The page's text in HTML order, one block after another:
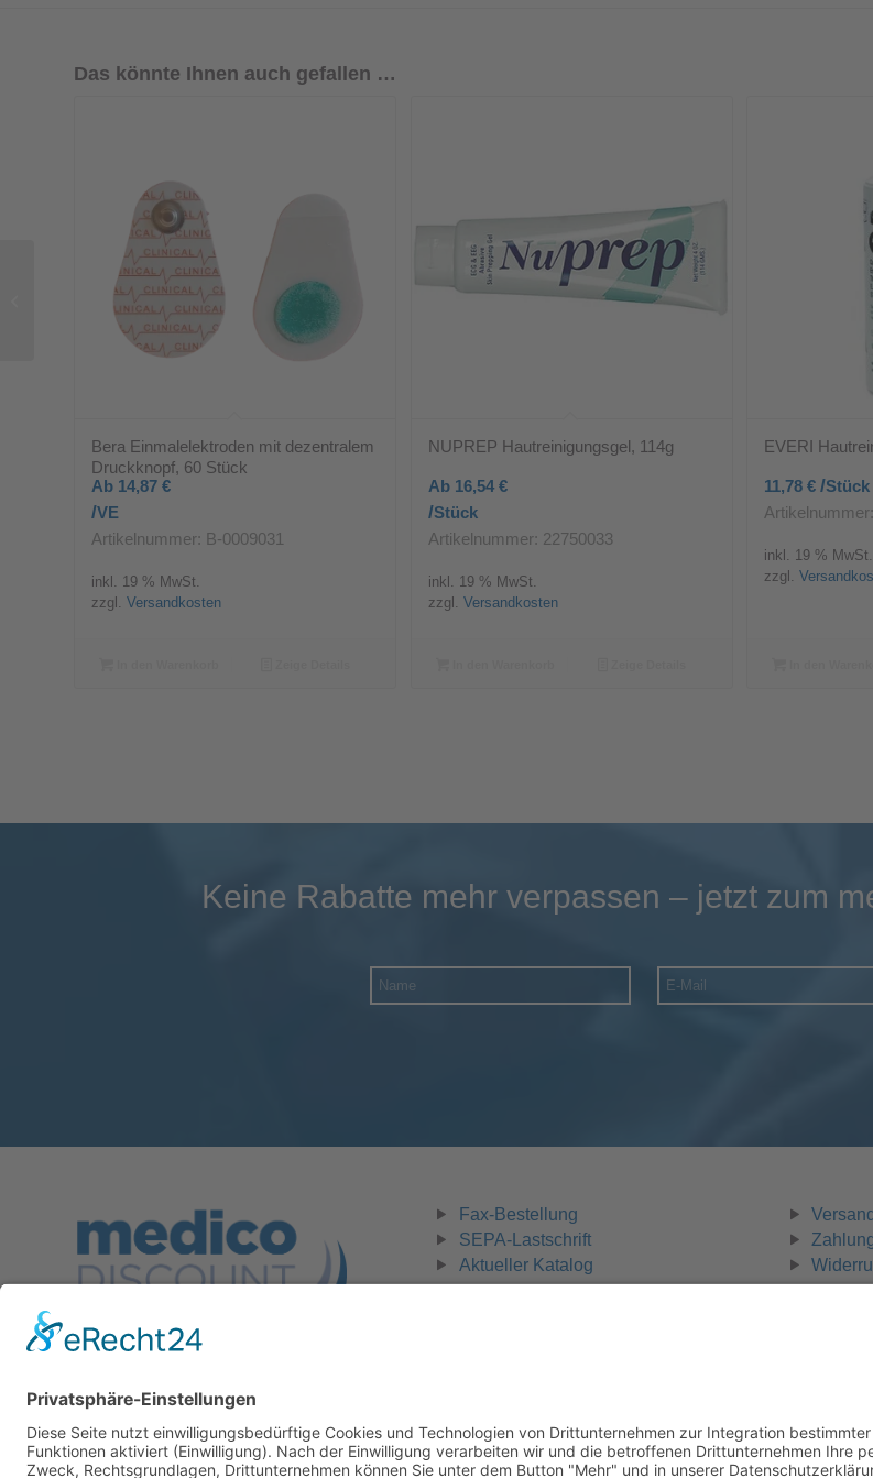
Das könnte Ihnen auch gefallen …
Bera Einmalelektroden mit dezentralem
Druckknopf, 60 Stück
Ab 14,87 €
/VE
Artikelnummer: B-0009031
inkl. 19 % MwSt.
zzgl. Versandkosten
NUPREP Hautreinigungsgel, 114g
Ab 16,54 €
/Stück
Artikelnummer: 22750033
inkl. 19 % MwSt.
zzgl. Versandkosten
EVERI
11,78€ /Stück
inkl. 19 % MwSt.
zzgl.
Keine Rabatte mehr verpassen – jetzt zum
Fax-Bestellung
SEPA-Lastschrift
Aktueller Katalog
Audiometrie-Kopfhörer
TDH39 mit Peltor-